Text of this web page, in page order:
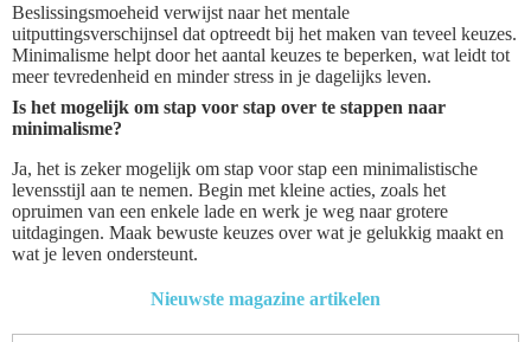
Beslissingsmoeheid verwijst naar het mentale
uitputtingsverschijnsel dat optreedt bij het maken van teveel keuzes.
Minimalisme helpt door het aantal keuzes te beperken, wat leidt tot
meer tevredenheid en minder stress in je dagelijks leven.
Is het mogelijk om stap voor stap over te stappen naar
minimalisme?
Ja, het is zeker mogelijk om stap voor stap een minimalistische
levensstijl aan te nemen. Begin met kleine acties, zoals het
opruimen van een enkele lade en werk je weg naar grotere
uitdagingen. Maak bewuste keuzes over wat je gelukkig maakt en
wat je leven ondersteunt.
Nieuwste magazine artikelen